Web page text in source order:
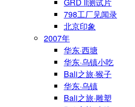
GRD II测试片
798工厂见闻录
北京印象
2007年
华东·西塘
华东·乌镇小吃
Bali之旅·猴子
华东·乌镇
Bali之旅·雕塑